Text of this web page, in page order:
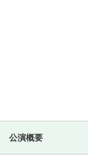
公演概要